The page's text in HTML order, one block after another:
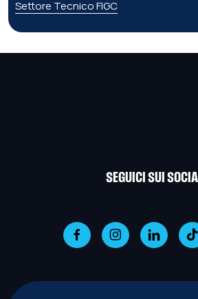
Settore Tecnico FIGC
SEGUICI SUI